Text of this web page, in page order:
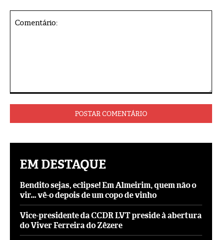
EM DESTAQUE
Bendito sejas, eclipse! Em Almeirim, quem não o
vir… vê-o depois de um copo de vinho
Vice-presidente da CCDR LVT preside à abertura
do Viver Ferreira do Zêzere